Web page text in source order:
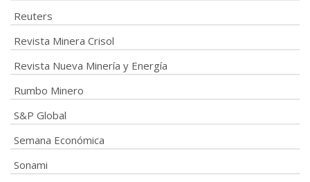
Reuters
Revista Minera Crisol
Revista Nueva Minería y Energía
Rumbo Minero
S&P Global
Semana Económica
Sonami